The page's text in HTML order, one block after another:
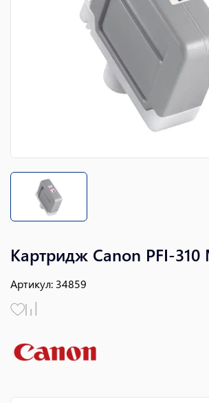
Картридж Canon PFI-310
Артикул: 34859